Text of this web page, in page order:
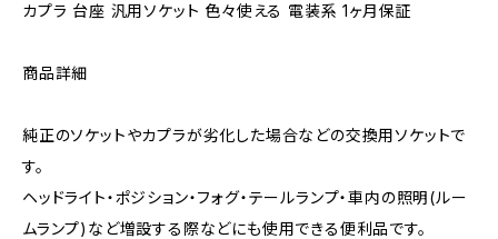
カプラ 台座 汎用ソケット 色々使える 電装系 1ヶ月保証
商品詳細
純正のソケットやカプラが劣化した場合などの交換用ソケットで
す。
ヘッドライト・ポジション・フォグ・テールランプ・車内の照明(ルー
ムランプ)など増設する際などにも使用できる便利品です。